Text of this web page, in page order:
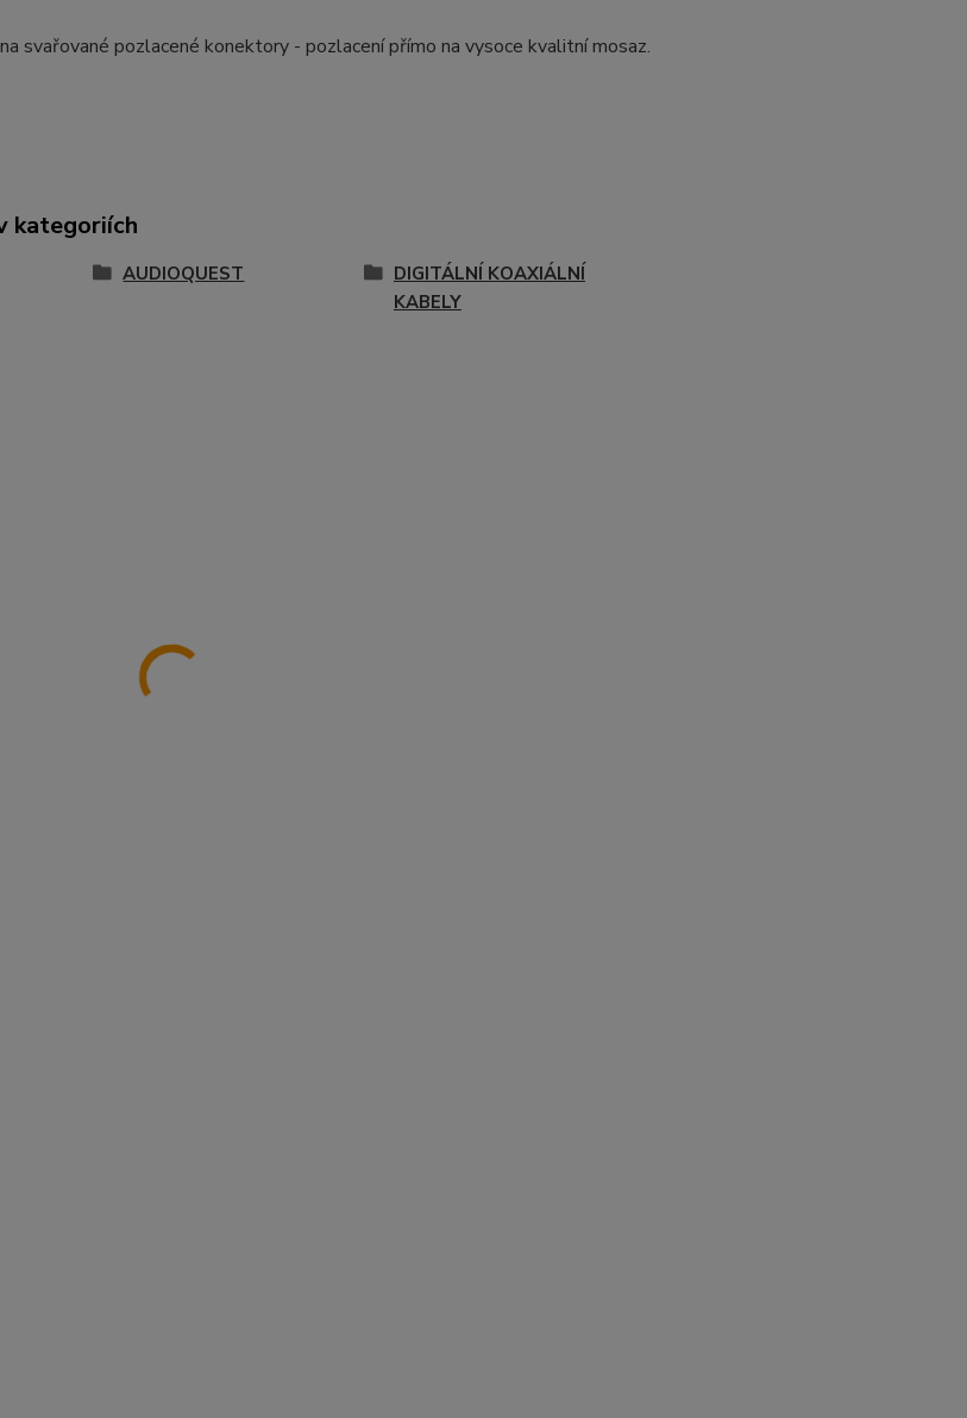
svařované pozlacené konektory - pozlacení přímo na vysoce kvalitní mosaz.
kategoriích
AUDIOQUEST
DIGITÁLNÍ KOAXIÁLNÍ
KABELY